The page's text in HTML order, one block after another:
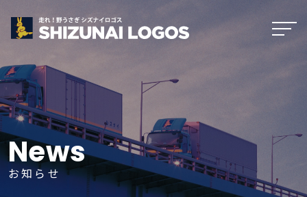
News
お知らせ